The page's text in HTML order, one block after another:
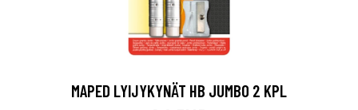
MAPED LYIJYKYNÄT HB JUMBO 2 KPL